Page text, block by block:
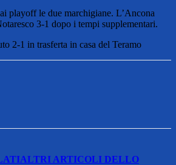
playoff le due marchigiane. L’Ancona
3-1 dopo i tempi supplementari.
2-1 in trasferta in casa del Teramo
ALTRI ARTICOLI DELLO